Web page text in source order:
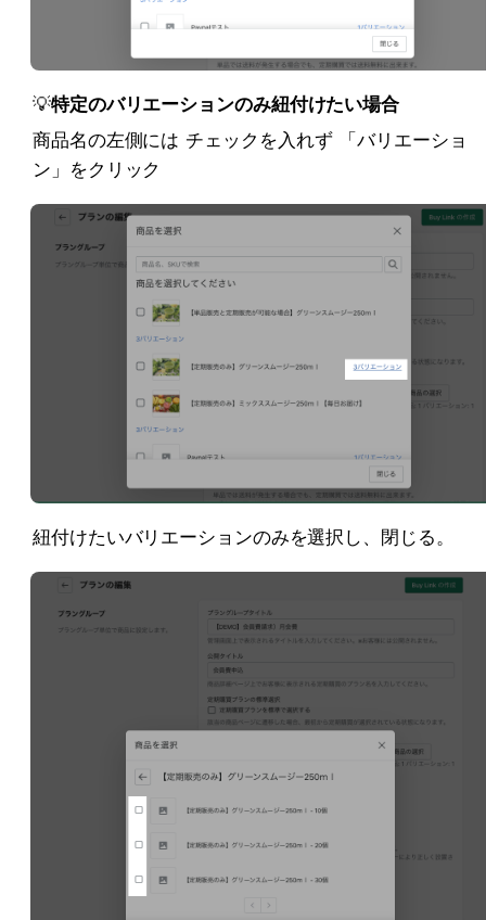
💡特定のバリエーションのみ紐付けたい場合
商品名の左側には チェックを入れず
「バリエーショ
ン」をクリック
紐付けたいバリエーションのみを選択し、閉じる。